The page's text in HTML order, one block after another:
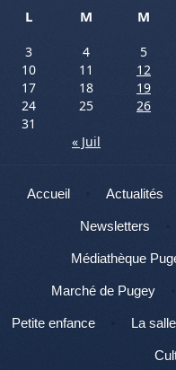
L
M M
3
4 5
10
11 12
17
18 19
24
25 26
31
« Juil
Menu
Aller au contenu
Accueil Actualités
Newsletters
Médiathèque
Marché de Pugey
Petite enfance La